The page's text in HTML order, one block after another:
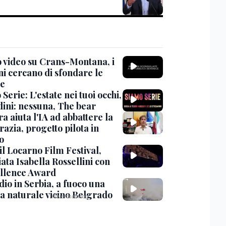
video su Crans-Montana, i
cercano di sfondare le
Serie: L'estate nei tuoi occhi,
nessuna, The bear
aiuta l'IA ad abbattere la
progetto pilota in
Locarno Film Festival,
Isabella Rossellini con
Award
in Serbia, a fuoco una
naturale vicino Belgrado